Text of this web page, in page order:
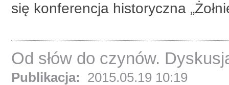
się konferencja historyczna
Od słów do czynów.
Publikacja: 2015.05.19 10:19